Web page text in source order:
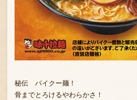
採用情報
秘伝 パイクー麺！
骨までとろけるやわらかさ！